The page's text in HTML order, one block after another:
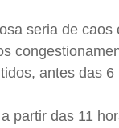
seria de
antes das
partir das 11